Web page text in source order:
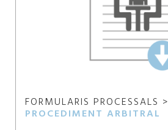
FORMULARIS PROCESSALS >
PROCEDIMENT ARBITRAL